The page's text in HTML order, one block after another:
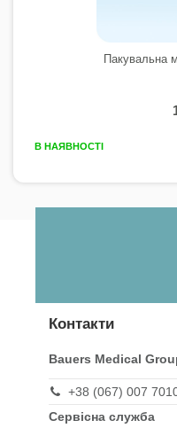
Пакувальна
В НАЯВНОСТІ
Контакти
Bauers Medical
+38 (067) 007
Сервісна служба